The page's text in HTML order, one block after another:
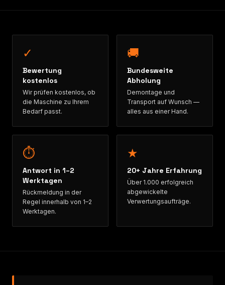
✓
Bewertung
kostenlos
Wir prüfen kostenlos, ob
die Maschine zu Ihrem
Bedarf passt.
🚚
Bundesweite
Abholung
Demontage und
Transport auf Wunsch —
alles aus einer Hand.
⏱
Antwort in 1–2
Werktagen
Rückmeldung in der
Regel innerhalb von 1–2
Werktagen.
★
20+ Jahre Erfahrung
Über 1.000 erfolgreich
abgewickelte
Verwertungsaufträge.